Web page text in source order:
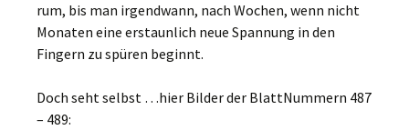
rum, bis man irgendwann, nach Wochen, wenn nicht
Monaten eine erstaunlich neue Spannung in den
Fingern zu spüren beginnt.
Doch seht selbst …hier Bilder der BlattNummern 487
– 489: